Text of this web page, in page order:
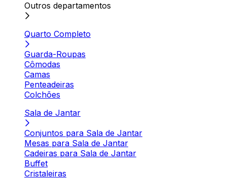
Outros departamentos
Quarto Completo
Guarda-Roupas
Cômodas
Camas
Penteadeiras
Colchões
Sala de Jantar
Conjuntos para Sala de Jantar
Mesas para Sala de Jantar
Cadeiras para Sala de Jantar
Buffet
Cristaleiras